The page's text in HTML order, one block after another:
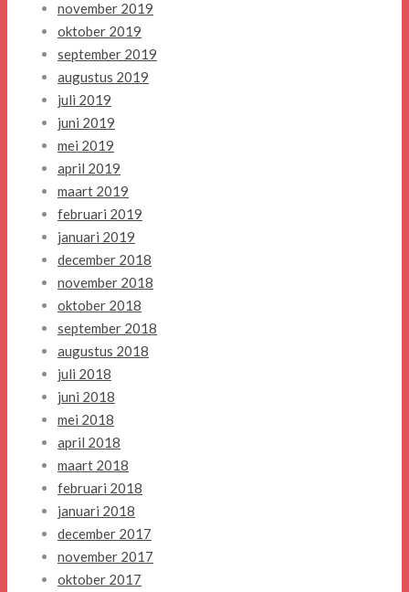
november 2019
oktober 2019
september 2019
augustus 2019
juli 2019
juni 2019
mei 2019
april 2019
maart 2019
februari 2019
januari 2019
december 2018
november 2018
oktober 2018
september 2018
augustus 2018
juli 2018
juni 2018
mei 2018
april 2018
maart 2018
februari 2018
januari 2018
december 2017
november 2017
oktober 2017